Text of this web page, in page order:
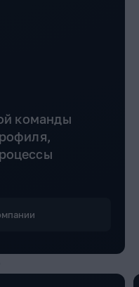
команды